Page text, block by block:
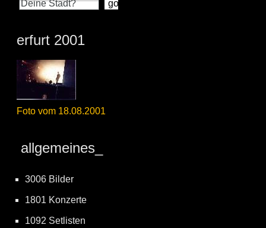
erfurt 2001
Foto vom 18.08.2001
allgemeines_
3006 Bilder
1801 Konzerte
1092 Setlisten